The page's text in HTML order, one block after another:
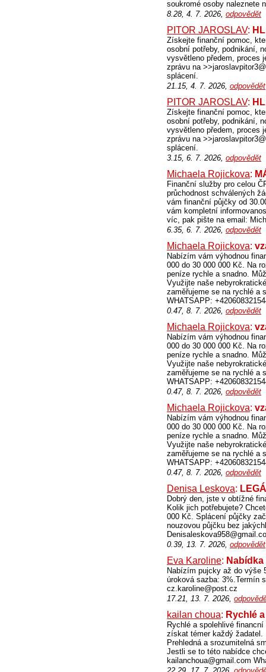
soukromé osoby naleznete
8.28, 4. 7. 2026, odpovědět
PITOR JAROSLAV:
Získejte finanční pomoc,
osobní potřeby, podnikání,
vysvětleno předem, proces
zprávu na
splácení.
21.15, 4. 7. 2026, odpovědět
PITOR JAROSLAV:
Získejte finanční pomoc,
osobní potřeby, podnikání,
vysvětleno předem, proces
zprávu na
splácení.
3.15, 6. 7. 2026, odpovědět
Michaela Rojickova:
Finanční služby pro celou
průchodnost schválených
vám finanční půjčky od
vám kompletní
víc, pak pište na email:
6.35, 6. 7. 2026, odpovědět
Michaela Rojickova:
Nabízím vám výhodnou
000 do 30 000 000 Kč. Na
peníze rychle a snadno.
Využijte naše
zaměřujeme se na rychlé a
WHATSAPP:
0.47, 8. 7. 2026, odpovědět
Michaela Rojickova:
Nabízím vám výhodnou
000 do 30 000 000 Kč. Na
peníze rychle a snadno.
Využijte naše
zaměřujeme se na rychlé a
WHATSAPP:
0.47, 8. 7. 2026, odpovědět
Michaela Rojickova:
Nabízím vám výhodnou
000 do 30 000 000 Kč. Na
peníze rychle a snadno.
Využijte naše
zaměřujeme se na rychlé a
WHATSAPP:
0.47, 8. 7. 2026, odpovědět
Denisa Leskova:
Dobrý den, jste v obtížné
Kolik jich potřebujete?
000 Kč. Splácení půjčky
nouzovou půjčku bez
0.39, 13. 7. 2026, odpovědět
Eva Karoline:
Nabízím pujcky až do výše
úroková sazba: 3%.Termín
cz.karoline@post.cz
17.21, 13. 7. 2026,
kailan choua: Rychlé
Rychlé a spolehlivé
získat témer každý
Prehledná a srozumitelná
Jestli se to této nabídce
kailanchoua@gmail.com